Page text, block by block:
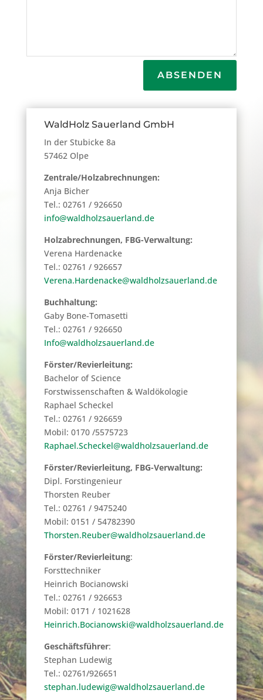
ABSENDEN
WaldHolz Sauerland GmbH
In der Stubicke 8a
57462 Olpe
Zentrale/Holzabrechnungen:
Anja Bicher
Tel.: 02761 / 926650
info@waldholzsauerland.de
Holzabrechnungen, FBG-Verwaltung:
Verena Hardenacke
Tel.: 02761 / 926657
Verena.Hardenacke@waldholzsauerland.de
Buchhaltung:
Gaby Bone-Tomasetti
Tel.: 02761 / 926650
Info@waldholzsauerland.de
Förster/Revierleitung:
Bachelor of Science
Forstwissenschaften & Waldökologie
Raphael Scheckel
Tel.: 02761 / 926659
Mobil: 0170 /5575723
Raphael.Scheckel@waldholzsauerland.de
Förster/Revierleitung, FBG-Verwaltung:
Dipl. Forstingenieur
Thorsten Reuber
Tel.: 02761 / 9475240
Mobil: 0151 / 54782390
Thorsten.Reuber@waldholzsauerland.de
Förster/Revierleitung:
Forsttechniker
Heinrich Bocianowski
Tel.: 02761 / 926653
Mobil: 0171 / 1021628
Heinrich.Bocianowski@waldholzsauerland.de
Geschäftsführer:
Stephan Ludewig
Tel.: 02761/926651
stephan.ludewig@waldholzsauerland.de